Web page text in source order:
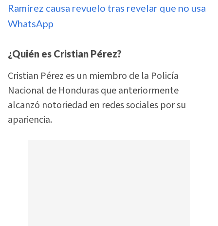
Ramírez causa revuelo tras revelar que no usa
WhatsApp
¿Quién es Cristian Pérez?
Cristian Pérez es un miembro de la Policía
Nacional de Honduras que anteriormente
alcanzó notoriedad en redes sociales por su
apariencia.